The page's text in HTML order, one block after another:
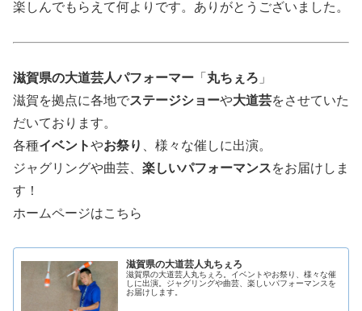
楽しんでもらえて何よりです。ありがとうございました。
滋賀県の大道芸人パフォーマー 「 丸ちぇろ 」
滋賀を拠点に各地でステージショーや大道芸をさせていた
だいております。
各種イベントやお祭り
、様々な催しに出演。
ジャグリングや曲芸、 楽しいパフォーマンスをお届けしま
す！
ホームページはこちら
滋賀県の大道芸人丸ちぇろ
滋賀県の大道芸人丸ちぇろ。イベントやお祭り、様々な催
しに出演。ジャグリングや曲芸、楽しいパフォーマンスを
お届けします。